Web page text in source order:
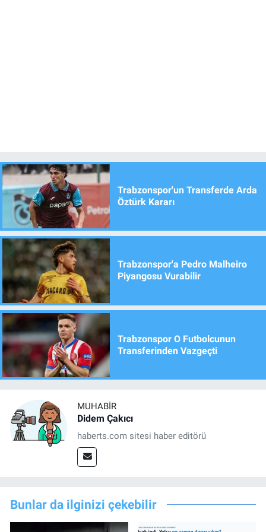
Trabzonspor'un Transferde Arda
Öztürk Kararı
Trabzonspor'a Pedro Malheiro
Piyangosu Vurabilir
Trabzonspor O Futbolcunun
Transferinden Vazgeçti
MUHABIR
Didem Çakıcı
haberts.com sitesi haber editörü
Bunlar da ilginizi çekebilir